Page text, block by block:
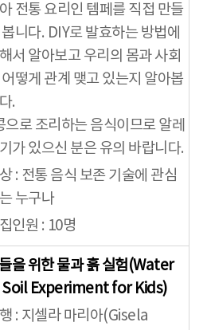
전통 요리인 템페를 직접 만들
니다. DIY로 발효하는 방법에
서 알아보고 우리의 몸과 사회
떻게 관계 맺고 있는지 알아봅
.
으로 조리하는 음식이므로 알레
가 있으신 분은 유의 바랍니다.
: 전통 음식 보존 기술에 관심
누구나
인원 : 10명
을 위한 물과 흙 실험(Water
Experiment for Kids)
: 지셀라 마리아(Gisela